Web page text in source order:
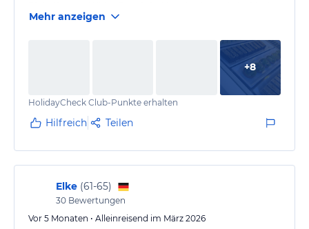
Mal aufs Neue begeistert. Besonders beeindruckend
ist, wie viel kontinuierlich in das Hotel investiert wird.
verbessert wird – und das Beste daran: Als Gast
bekommt man von Renovierungsarbeiten überhaupt
nichts mit. Alles läuft unauffällig und professionell
ab.
Die neuen Restaurants und die…
Mehr anzeigen
+8
HolidayCheck Club-Punkte erhalten
Hilfreich Teilen
Elke (61-65)
30 Bewertungen
Vor 5 Monaten • Alleinreisend im März 2026